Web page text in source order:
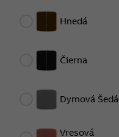
Hnedá
Čierna
Dymová Šedá
Vresová